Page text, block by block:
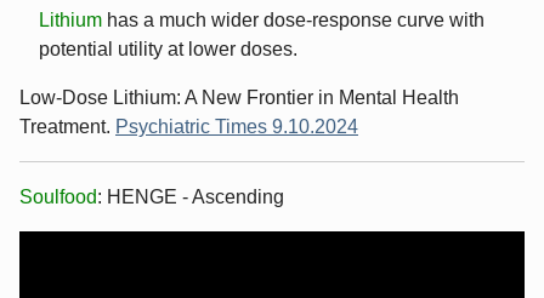
Lithium has a much wider dose-response curve with
potential utility at lower doses.
Low-Dose Lithium: A New Frontier in Mental Health
Treatment. Psychiatric Times 9.10.2024
Soulfood: HENGE - Ascending